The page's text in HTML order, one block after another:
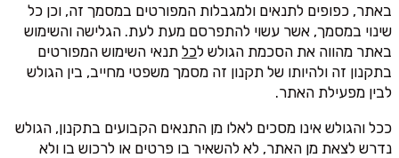
באתר, כפופים לתנאים ולמגבלות המפורטים במסמך זה, וכן כל
שינוי במסמך, אשר עשוי להתפרסם מעת לעת. הגלישה והשימוש
באתר מהווה את הסכמת הגולש לכל תנאי השימוש המפורטים
בתקנון זה ולהיותו של תקנון זה מסמך משפטי מחייב, בין הגולש
לבין מפעילת האתר.
ככל והגולש אינו מסכים לאלו מן התנאים הקבועים בתקנון, הגולש
נדרש לצאת מן האתר, לא להשאיר בו פרטים או לרכוש בו ולא